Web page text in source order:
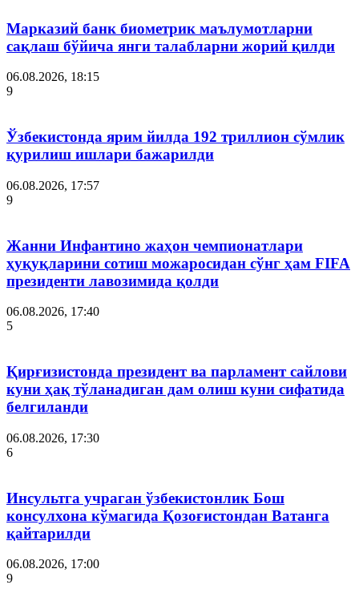
Марказий банк биометрик маълумотларни
сақлаш бўйича янги талабларни жорий қилди
06.08.2026, 18:15
9
Ўзбекистонда ярим йилда 192 триллион сўмлик
қурилиш ишлари бажарилди
06.08.2026, 17:57
9
Жанни Инфантино жаҳон чемпионатлари
ҳуқуқларини сотиш можаросидан сўнг ҳам FIFA
президенти лавозимида қолди
06.08.2026, 17:40
5
Қирғизистонда президент ва парламент сайлови
куни ҳақ тўланадиган дам олиш куни сифатида
белгиланди
06.08.2026, 17:30
6
Инсультга учраган ўзбекистонлик Бош
консулхона кўмагида Қозоғистондан Ватанга
қайтарилди
06.08.2026, 17:00
9